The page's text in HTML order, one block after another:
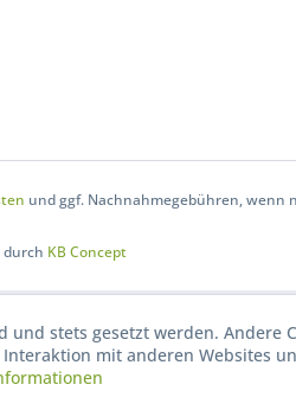
und ggf. Nachnahmegebühren, wenn
durch KB Concept
stets gesetzt werden. Andere
mit anderen Websites